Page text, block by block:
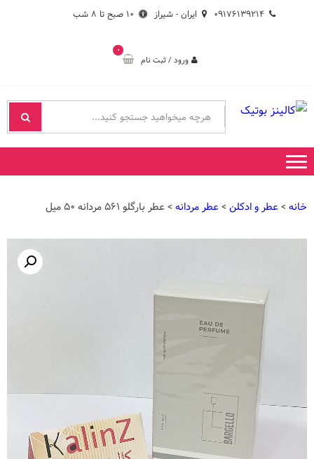
۰۹۱۷۶۱۳۹۲۱۴ ایران - شیراز
ورود / ثبت نام
۰
کالینز بوتیک
فروشگاه کالینز بوتیک
خانه >عطر و ادکلن >عطر مردانه > عطر بارگلو ۵۶۱ مردانه ۵۰ میل